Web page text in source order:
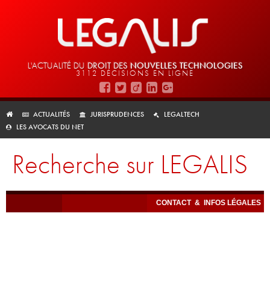
L'ACTUALITÉ DU DROIT DES NOUVELLES TECHNOLOGIES
3112 DÉCISIONS EN LIGNE
ACTUALITÉS JURISPRUDENCES
LEGALTECH
LES AVOCATS DU NET
Recherche sur LEGALIS
CONTACT & INFOS LÉGALES